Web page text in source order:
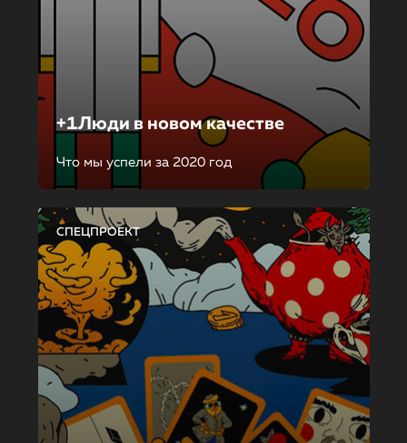
+1Люди в новом качестве
Что мы успели за 2020 год
СПЕЦПРОЕКТ